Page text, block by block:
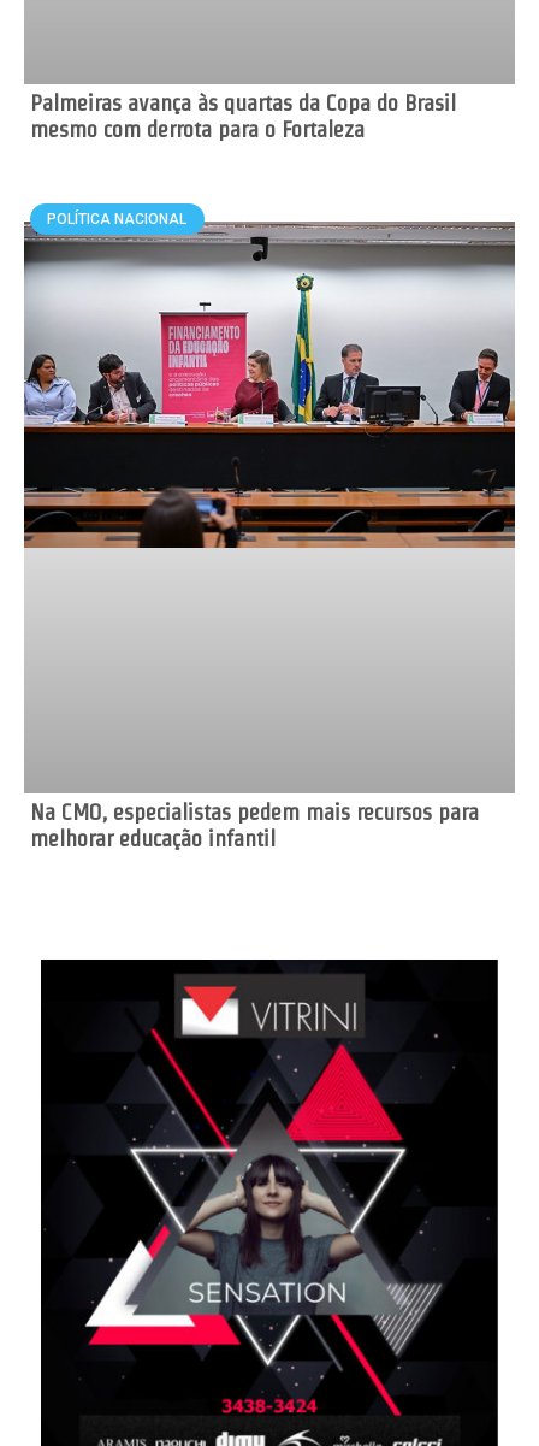
Palmeiras avança às quartas da Copa do Brasil
mesmo com derrota para o Fortaleza
POLÍTICA NACIONAL
Na CMO, especialistas pedem mais recursos para
melhorar educação infantil